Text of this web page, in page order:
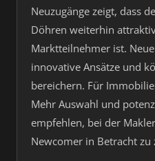
Neuzugänge zeigt, dass
Döhren weiterhin
Marktteilnehmer ist.
innovative Ansätze und
bereichern. Für
Mehr Auswahl und
empfehlen, bei der
Newcomer in Betracht zu